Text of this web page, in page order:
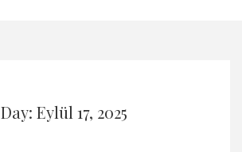
Day: Eylül 17, 2025